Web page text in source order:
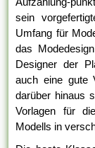
sein
Umfang für
das
Designer der
auch eine gute
darüber hinaus
Vorlagen für
Modells in